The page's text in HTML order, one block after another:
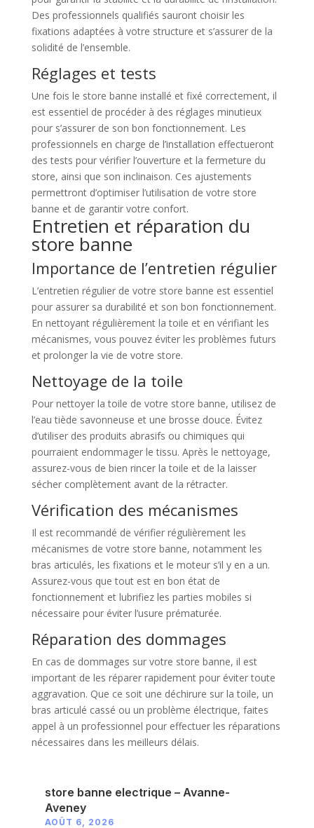
Des professionnels qualifiés sauront choisir les
fixations adaptées à votre structure et s’assurer de la
solidité de l’ensemble.
Réglages et tests
Une fois le store banne installé et fixé correctement, il
est essentiel de procéder à des réglages minutieux
pour s’assurer de son bon fonctionnement. Les
professionnels en charge de l’installation effectueront
des tests pour vérifier l’ouverture et la fermeture du
store, ainsi que son inclinaison. Ces ajustements
permettront d’optimiser l’utilisation de votre store
banne et de garantir votre confort.
Entretien et réparation du
store banne
Importance de l’entretien régulier
L’entretien régulier de votre store banne est essentiel
pour assurer sa durabilité et son bon fonctionnement.
En nettoyant régulièrement la toile et en vérifiant les
mécanismes, vous pouvez éviter les problèmes futurs
et prolonger la vie de votre store.
Nettoyage de la toile
Pour nettoyer la toile de votre store banne, utilisez de
l’eau tiède savonneuse et une brosse douce. Évitez
d’utiliser des produits abrasifs ou chimiques qui
pourraient endommager le tissu. Après le nettoyage,
assurez-vous de bien rincer la toile et de la laisser
sécher complètement avant de la rétracter.
Vérification des mécanismes
Il est recommandé de vérifier régulièrement les
mécanismes de votre store banne, notamment les
bras articulés, les fixations et le moteur s’il y en a un.
Assurez-vous que tout est en bon état de
fonctionnement et lubrifiez les parties mobiles si
nécessaire pour éviter l’usure prématurée.
Réparation des dommages
En cas de dommages sur votre store banne, il est
important de les réparer rapidement pour éviter toute
aggravation. Que ce soit une déchirure sur la toile, un
bras articulé cassé ou un problème électrique, faites
appel à un professionnel pour effectuer les réparations
nécessaires dans les meilleurs délais.
store banne electrique – Avanne-
Aveney
AOÛT 6, 2026